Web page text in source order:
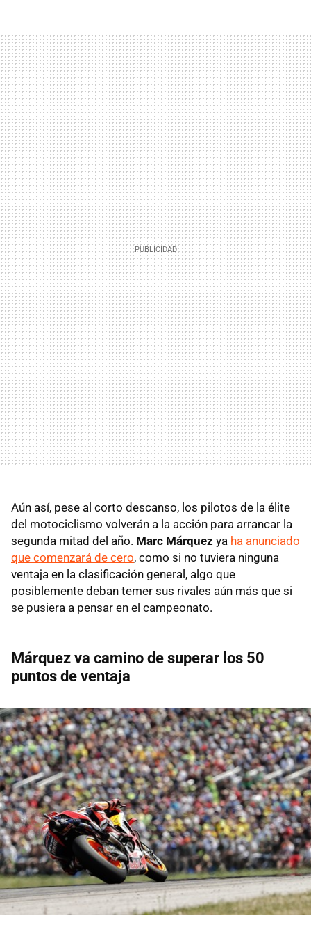
Aún así, pese al corto descanso, los pilotos de la élite
del motociclismo volverán a la acción para arrancar la
segunda mitad del año. Marc Márquez ya ha anunciado
que comenzará de cero, como si no tuviera ninguna
ventaja en la clasificación general, algo que
posiblemente deban temer sus rivales aún más que si
se pusiera a pensar en el campeonato.
Márquez va camino de superar los 50
puntos de ventaja